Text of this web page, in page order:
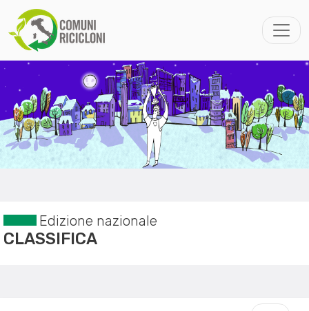
Edizione nazionale
CLASSIFICA